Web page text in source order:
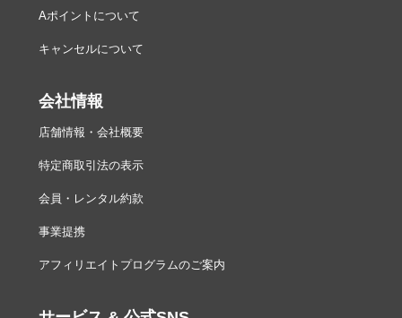
Aポイントについて
キャンセルについて
会社情報
店舗情報・会社概要
特定商取引法の表示
会員・レンタル約款
事業提携
アフィリエイトプログラムのご案内